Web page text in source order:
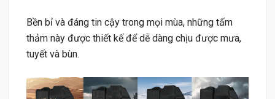
Bền bỉ và đáng tin cậy trong mọi mùa, những tấm
thảm này được thiết kế để dễ dàng chịu được mưa,
tuyết và bùn.